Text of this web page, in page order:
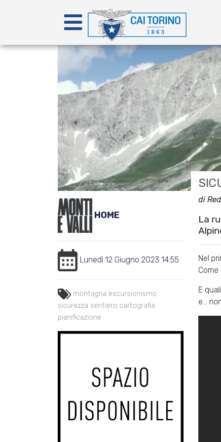
di
La
Nel
E
e...
HOME
Lunedì 12 Giugno 2023 14:55
montagna escursionismo
sicurezza sentiero cartografia
pianificazione